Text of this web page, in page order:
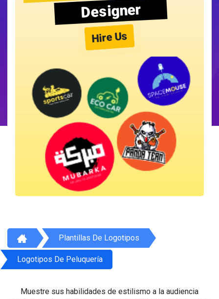
Designer
Hire Us
Plantillas De Logotipos
Logotipos De Peluquería
Muestre sus habilidades de estilismo a la audiencia